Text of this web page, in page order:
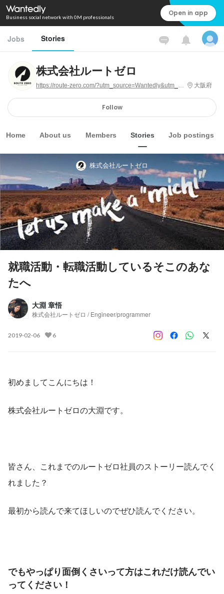
Business social network with 0M professionals Open in app
Jobs Stories
株式会社ルートゼロ
https://route-zero.com/?utm_source=Wantedly&utm_medium=recruit&utm_campaign=wantedly-recruit__info 大阪府
Follow
Home About us Members Stories Job postings
株式会社ルートゼロ
就職活動・転職活動しているそこのあな
たへ
大淵 章悟
株式会社ルートゼロ / Engineer/programmer
2019-02-06 6
初めましてこんにちは！
株式会社ルートゼロの大淵です。
皆さん、これまでのルートゼロ社員のストーリー読んでく
れました？
最初から読んで来てほしいのでぜひ読んでください。
でもやっぱり面倒くさいって方はこれだけ読んでい
ってください！